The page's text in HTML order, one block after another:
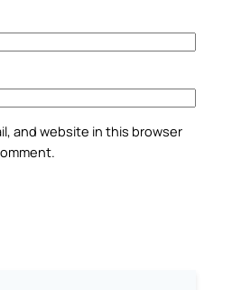
and website in this browser